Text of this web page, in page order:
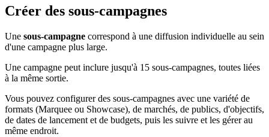
Créer des sous-campagnes
Une sous-campagne correspond à une diffusion individuelle au sein
d'une campagne plus large.
Une campagne peut inclure jusqu'à 15 sous-campagnes, toutes liées
à la même sortie.
Vous pouvez configurer des sous-campagnes avec une variété de
formats (Marquee ou Showcase), de marchés, de publics, d'objectifs,
de dates de lancement et de budgets, puis les suivre et les gérer au
même endroit.